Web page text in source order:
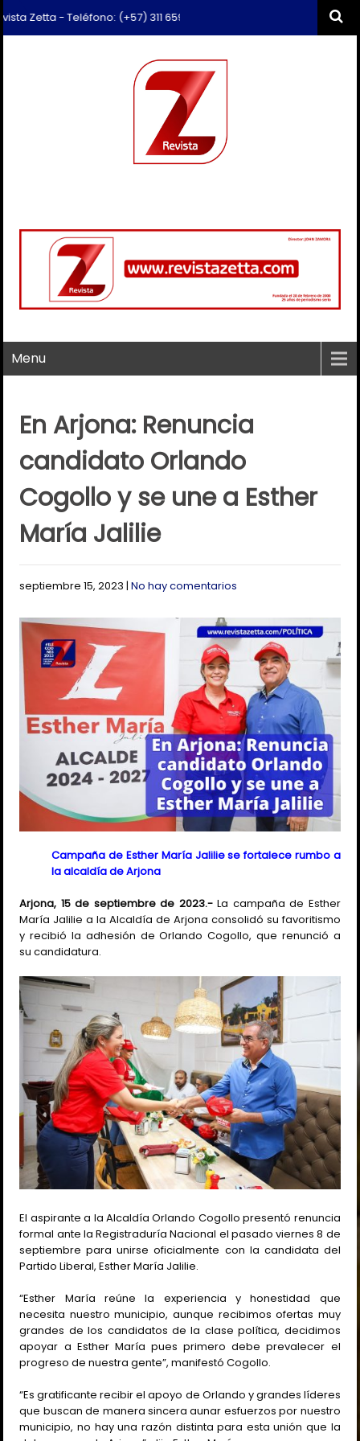
- Teléfono: (+57) 311 659 6374 - Correo:
Menu
En Arjona: Renuncia
candidato Orlando
Cogollo y se une a Esther
María Jalilie
septiembre 15, 2023 |No hay comentarios
Campaña de Esther María Jalilie se fortalece rumbo a
la alcaldía de Arjona
Arjona, 15 de septiembre de 2023.-La campaña de Esther
María Jalilie a la Alcaldía de Arjona consolidó su favoritismo
y recibió la adhesión de Orlando Cogollo, que renunció a
su candidatura.
El aspirante a la Alcaldía Orlando Cogollo presentó renuncia
formal ante la Registraduría Nacional el pasado viernes 8 de
septiembre para unirse oficialmente con la candidata del
Partido Liberal, Esther María Jalilie.
“Esther María reúne la experiencia y honestidad que
necesita nuestro municipio, aunque recibimos ofertas muy
grandes de los candidatos de la clase política, decidimos
apoyar a Esther María pues primero debe prevalecer el
progreso de nuestra gente”, manifestó Cogollo.
“Es gratificante recibir el apoyo de Orlando y grandes líderes
que buscan de manera sincera aunar esfuerzos por nuestro
municipio, no hay una razón distinta para esta unión que la